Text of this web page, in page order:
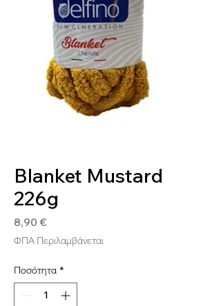
Blanket Mustard
226g
8,90 €
ΦΠΑ Περιλαμβάνεται
Ποσότητα *